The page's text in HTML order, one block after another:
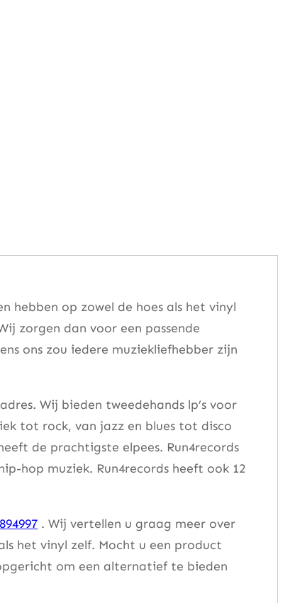
hebben op zowel de hoes als het vinyl
zorgen dan voor een passende
ons zou iedere muziekliefhebber zijn
Wij bieden tweedehands lp’s voor
tot rock, van jazz en blues tot disco
de prachtigste elpees. Run4records
hop muziek. Run4records heeft ook 12
. Wij vertellen u graag meer over
het vinyl zelf. Mocht u een product
om een alternatief te bieden